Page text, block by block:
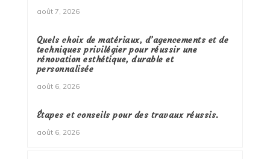
août 7, 2026
Quels choix de matériaux, d’agencements et de
techniques privilégier pour réussir une
rénovation esthétique, durable et
personnalisée
août 6, 2026
Étapes et conseils pour des travaux réussis.
août 6, 2026